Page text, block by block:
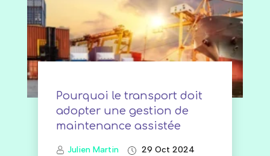
Pourquoi le transport doit
adopter une gestion de
maintenance assistée
Julien Martin 29 Oct 2024